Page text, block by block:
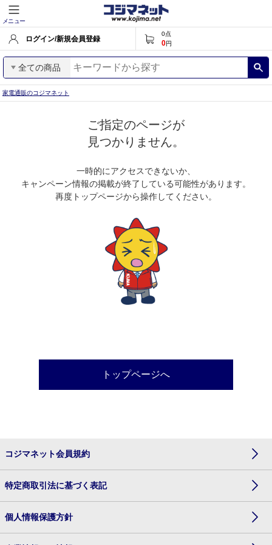
メニュー
ログイン/新規会員登録
0点
0円
全ての商品
家電通販のコジマネット
ご指定のページが
見つかりません。
一時的にアクセスできないか、
キャンペーン情報の掲載が終了している可能性があります。
再度トップページから操作してください。
トップページへ
コジマネット会員規約
特定商取引法に基づく表記
個人情報保護方針